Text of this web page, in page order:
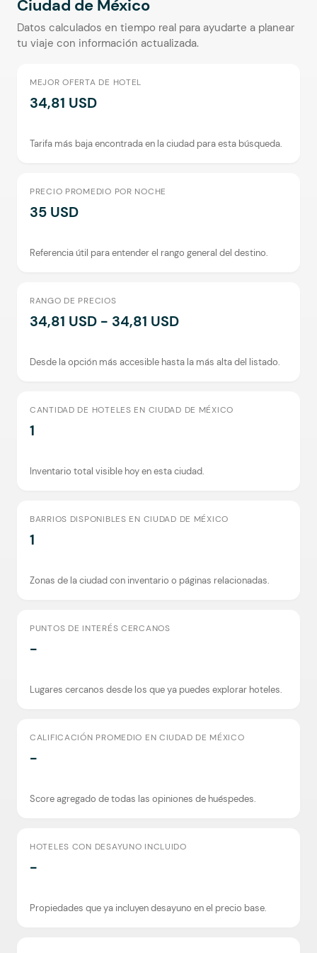
Ciudad de México
Datos calculados en tiempo real para ayudarte a planear
tu viaje con información actualizada.
MEJOR OFERTA DE HOTEL
34,81 USD
Tarifa más baja encontrada en la ciudad para esta búsqueda.
PRECIO PROMEDIO POR NOCHE
35 USD
Referencia útil para entender el rango general del destino.
RANGO DE PRECIOS
34,81 USD - 34,81 USD
Desde la opción más accesible hasta la más alta del listado.
CANTIDAD DE HOTELES EN CIUDAD DE MÉXICO
1
Inventario total visible hoy en esta ciudad.
BARRIOS DISPONIBLES EN CIUDAD DE MÉXICO
1
Zonas de la ciudad con inventario o páginas relacionadas.
PUNTOS DE INTERÉS CERCANOS
-
Lugares cercanos desde los que ya puedes explorar hoteles.
CALIFICACIÓN PROMEDIO EN CIUDAD DE MÉXICO
-
Score agregado de todas las opiniones de huéspedes.
HOTELES CON DESAYUNO INCLUIDO
-
Propiedades que ya incluyen desayuno en el precio base.